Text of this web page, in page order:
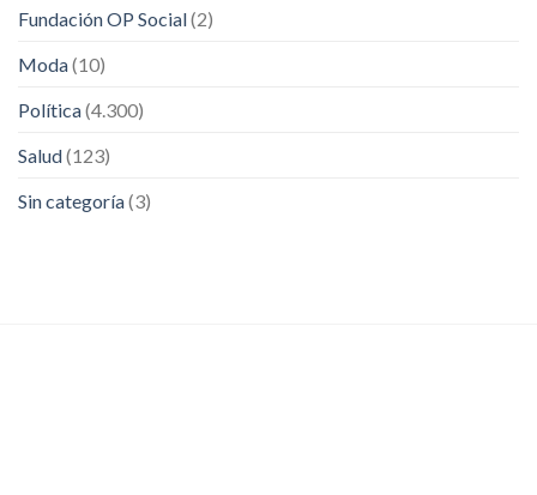
Fundación OP Social(2)
Moda(10)
Política(4.300)
Salud(123)
Sin categoría(3)